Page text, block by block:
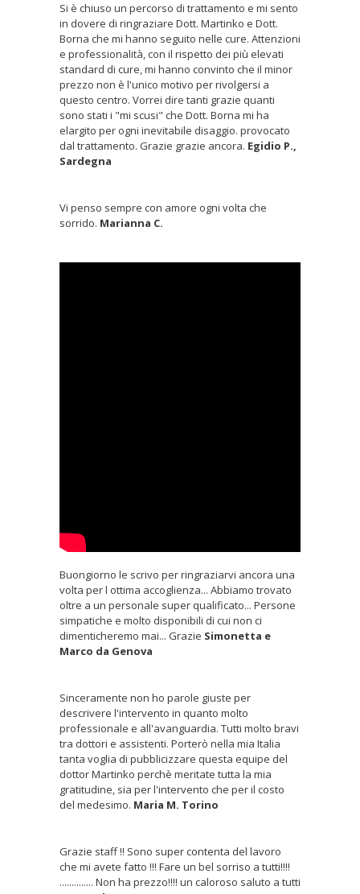
Si è chiuso un percorso di trattamento e mi sento
in dovere di ringraziare Dott. Martinko e Dott.
Borna che mi hanno seguito nelle cure. Attenzioni
e professionalità, con il rispetto dei più elevati
standard di cure, mi hanno convinto che il minor
prezzo non è l'unico motivo per rivolgersi a
questo centro. Vorrei dire tanti grazie quanti
sono stati i "mi scusi" che Dott. Borna mi ha
elargito per ogni inevitabile disaggio. provocato
dal trattamento. Grazie grazie ancora. Egidio P.,
Sardegna
Vi penso sempre con amore ogni volta che
sorrido. Marianna C.
Buongiorno le scrivo per ringraziarvi ancora una
volta per l ottima accoglienza... Abbiamo trovato
oltre a un personale super qualificato... Persone
simpatiche e molto disponibili di cui non ci
dimenticheremo mai... Grazie Simonetta e
Marco da Genova
Sinceramente non ho parole giuste per
descrivere l'intervento in quanto molto
professionale e all'avanguardia. Tutti molto bravi
tra dottori e assistenti. Porterò nella mia Italia
tanta voglia di pubblicizzare questa equipe del
dottor Martinko perchè meritate tutta la mia
gratitudine, sia per l'intervento che per il costo
del medesimo. Maria M. Torino
Grazie staff !! Sono super contenta del lavoro
che mi avete fatto !!! Fare un bel sorriso a tutti!!!!
.............. Non ha prezzo!!!! un caloroso saluto a tutti